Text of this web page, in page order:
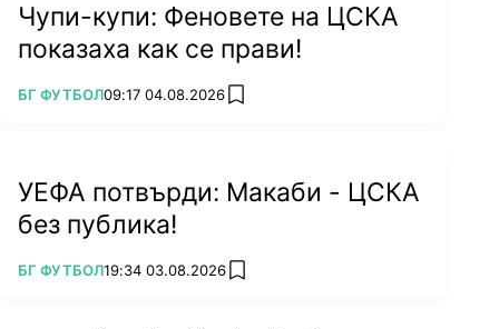
Чупи-купи: Феновете на ЦСКА
показаха как се прави!
ПОВЕЧЕ ОТ
БГ ФУТБОЛ09:17 04.08.2026 add favorites
УЕФА потвърди: Макаби - ЦСКА
без публика!
ПОВЕЧЕ ОТ
БГ ФУТБОЛ19:34 03.08.2026 add favorites